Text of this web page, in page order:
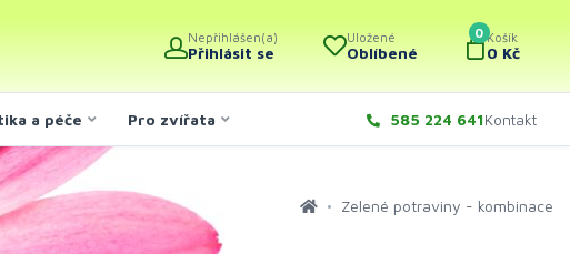
Nepřihlášen(a)
Přihlásit se
Uložené
Oblíbené
0 Košík
0 Kč
a péče Pro zvířata 585 224 641Kontakt
Zelené potraviny - kombinace